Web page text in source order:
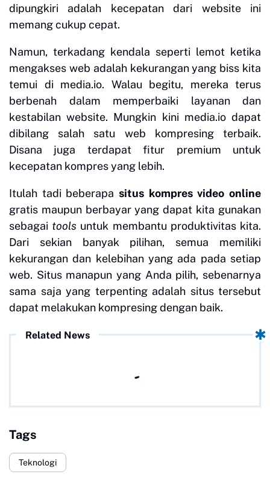
dipungkiri adalah kecepatan dari website ini
memang cukup cepat.
Namun, terkadang kendala seperti lemot ketika
mengakses web adalah kekurangan yang biss kita
temui di media.io. Walau begitu, mereka terus
berbenah dalam memperbaiki layanan dan
kestabilan website. Mungkin kini media.io dapat
dibilang salah satu web kompresing terbaik.
Disana juga terdapat fitur premium untuk
kecepatan kompres yang lebih.
Itulah tadi beberapa situs kompres video online
gratis maupun berbayar yang dapat kita gunakan
sebagai tools untuk membantu produktivitas kita.
Dari sekian banyak pilihan, semua memiliki
kekurangan dan kelebihan yang ada pada setiap
web. Situs manapun yang Anda pilih, sebenarnya
sama saja yang terpenting adalah situs tersebut
dapat melakukan kompresing dengan baik.
Related News
Tags
Teknologi